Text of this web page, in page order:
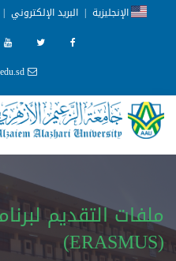
الإنجليزية | البريد الإلكتروني |
ملفات التقديم
(ERASMUS)